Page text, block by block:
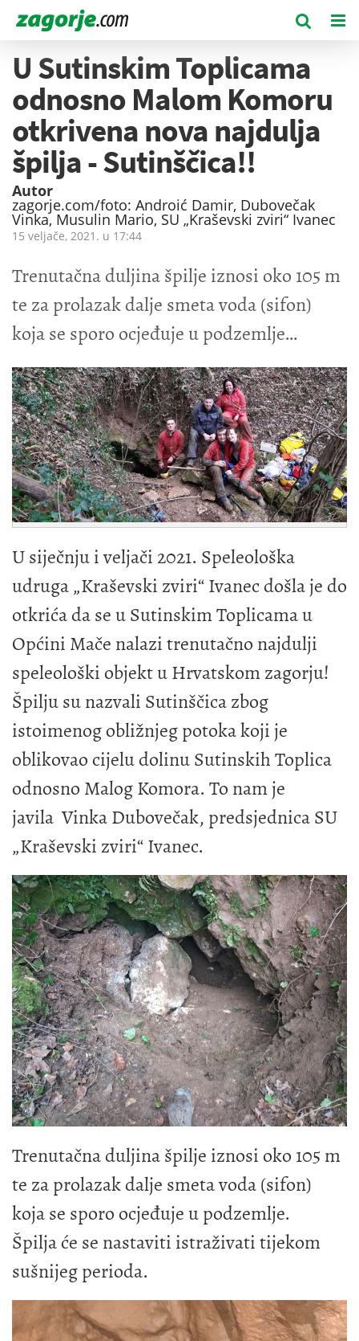
U Sutinskim Toplicama
odnosno Malom Komoru
otkrivena nova najdulja
špilja - Sutinščica!!
Autor
zagorje.com/foto: Androić Damir, Dubovečak
Vinka, Musulin Mario, SU „Kraševski zviri“ Ivanec
15 veljače, 2021. u 17:44
Trenutačna duljina špilje iznosi oko 105 m
te za prolazak dalje smeta voda (sifon)
koja se sporo ocjeđuje u podzemlje
U siječnju i veljači 2021. Speleološka
udruga „Kraševski zviri“ Ivanec došla je do
otkrića da se u Sutinskim Toplicama u
Općini Mače nalazi trenutačno najdulji
speleološki objekt u Hrvatskom zagorju!
Špilju su nazvali Sutinščica zbog
istoimenog obližnjeg potoka koji je
oblikovao cijelu dolinu Sutinskih Toplica
odnosno Malog Komora. To nam je
javila Vinka Dubovečak, predsjednica SU
„Kraševski zviri“ Ivanec.
Trenutačna duljina špilje iznosi oko 105 m
te za prolazak dalje smeta voda (sifon)
koja se sporo ocjeđuje u podzemlje.
Špilja će se nastaviti istraživati tijekom
sušnijeg perioda.